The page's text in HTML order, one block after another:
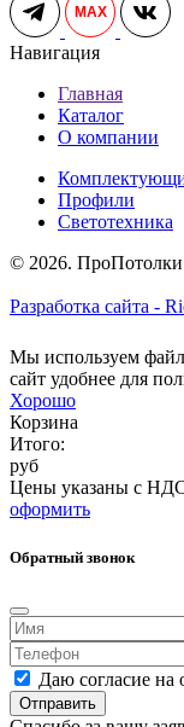
MAX
Навигация
Главная
Каталог
О компании
Профили
Светотехника
© 2026.
Разработка сайта -
Мы используем
сайт удобнее для
Хорошо
Корзина
Итого:
руб
Цены указаны с
оформить
Обратный звонок
Даю согласие на
Отправить